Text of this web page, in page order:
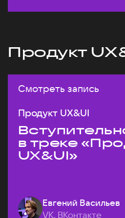
Продукт
Смотреть запись
Продукт UX&UI
в треке
UX&UI»
Евгений Васильев
VK, ВКонтакте